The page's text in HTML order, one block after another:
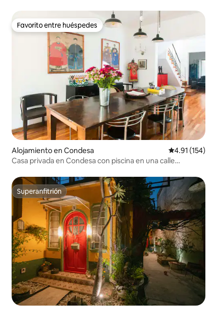
Favorito entre huéspedes
Favorito entre huéspedes
Alojamiento en Condesa Calificación
4.91 (154)
Casa privada en Condesa con piscina en una calle
Superanfitrión
Superanfitrión